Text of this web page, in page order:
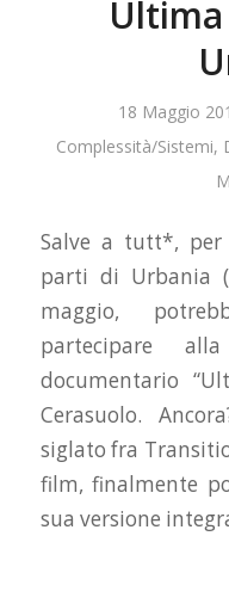
18 Maggio
Complessità/Sistemi,
Salve a tutt*, per
parti di Urbania
maggio,
partecipare
documentario
Cerasuolo.
siglato fra
film, finalmente
sua versione